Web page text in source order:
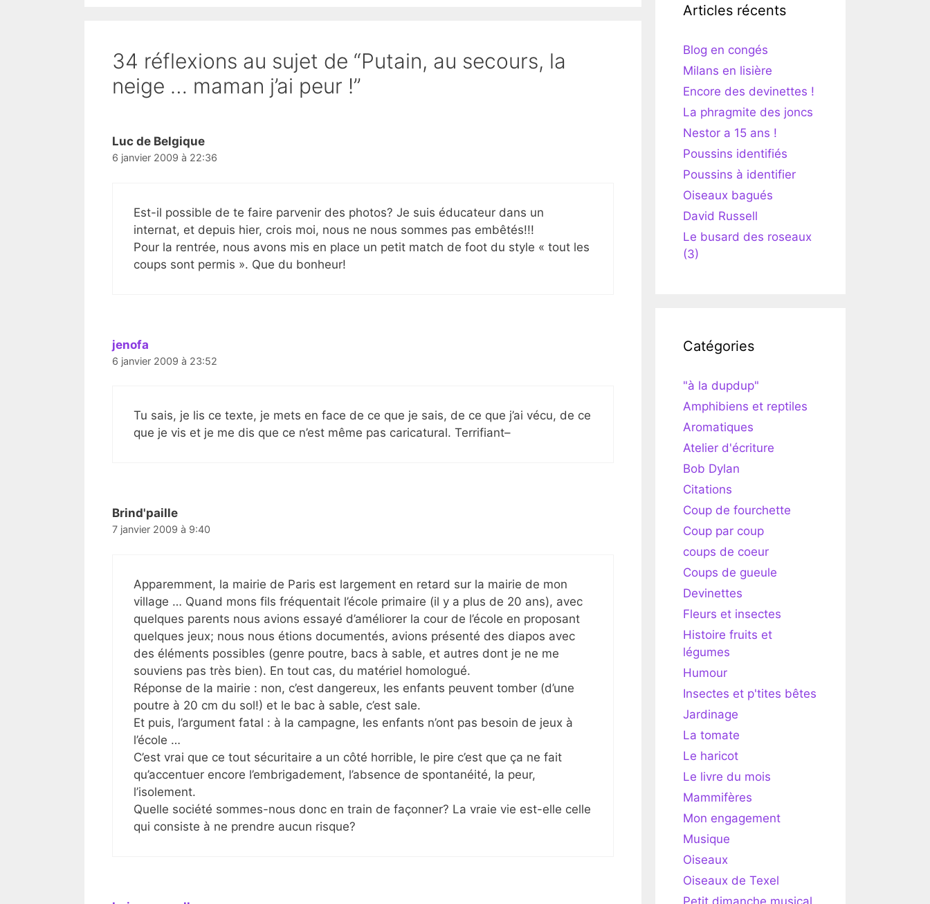
34 réflexions au sujet de “Putain, au secours, la
neige … maman j’ai peur !”
Luc de Belgique
6 janvier 2009 à 22:36
Est-il possible de te faire parvenir des photos? Je suis éducateur dans un
internat, et depuis hier, crois moi, nous ne nous sommes pas embêtés!!!
Pour la rentrée, nous avons mis en place un petit match de foot du style « tout les
coups sont permis ». Que du bonheur!
jenofa
6 janvier 2009 à 23:52
Tu sais, je lis ce texte, je mets en face de ce que je sais, de ce que j’ai vécu, de ce
que je vis et je me dis que ce n’est même pas caricatural. Terrifiant–
Brind'paille
7 janvier 2009 à 9:40
Apparemment, la mairie de Paris est largement en retard sur la mairie de mon
village … Quand mons fils fréquentait l’école primaire (il y a plus de 20 ans), avec
quelques parents nous avions essayé d’améliorer la cour de l’école en proposant
quelques jeux; nous nous étions documentés, avions présenté des diapos avec
des éléments possibles (genre poutre, bacs à sable, et autres dont je ne me
souviens pas très bien). En tout cas, du matériel homologué.
Réponse de la mairie : non, c’est dangereux, les enfants peuvent tomber (d’une
poutre à 20 cm du sol!) et le bac à sable, c’est sale.
Et puis, l’argument fatal : à la campagne, les enfants n’ont pas besoin de jeux à
l’école …
C’est vrai que ce tout sécuritaire a un côté horrible, le pire c’est que ça ne fait
qu’accentuer encore l’embrigadement, l’absence de spontanéité, la peur,
l’isolement.
Quelle société sommes-nous donc en train de façonner? La vraie vie est-elle celle
qui consiste à ne prendre aucun risque?
Articles récents
Blog en congés
Milans en lisière
Encore des devinettes !
La phragmite des joncs
Nestor a 15 ans !
Poussins identifiés
Poussins à identifier
Oiseaux bagués
David Russell
Le busard des roseaux
(3)
Catégories
"à la dupdup"
Amphibiens et reptiles
Aromatiques
Atelier d'écriture
Bob Dylan
Citations
Coup de fourchette
Coup par coup
coups de coeur
Coups de gueule
Devinettes
Fleurs et insectes
Histoire fruits et
légumes
Humour
Insectes et p'tites bêtes
Jardinage
La tomate
Le haricot
Le livre du mois
Mammifères
Mon engagement
Musique
Oiseaux
Oiseaux de Texel
Petit dimanche musical